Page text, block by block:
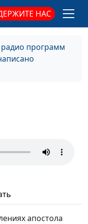
НАС
программ
апостола
Егизарян,
#88
Егизарян,
Егизарян,
#84
Егизарян,